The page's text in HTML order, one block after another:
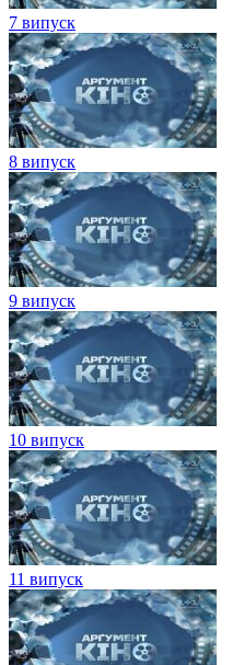
7 випуск
8 випуск
9 випуск
10 випуск
11 випуск